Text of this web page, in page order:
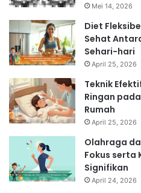
Mei 14, 2026
Diet
Sehat
Sehari-hari
April 25, 2026
Teknik
Ringan
Rumah
April 25, 2026
Olahraga
Fokus serta
Signifikan
April 24, 2026